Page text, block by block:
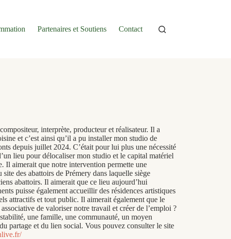
Partenaires et Soutiens Contact
interprète, producteur et réalisateur. Il a
et c’est ainsi qu’il a pu installer mon studio de
depuis juillet 2024. C’était pour lui plus une nécessité
lieu pour délocaliser mon studio et le capital matériel
Il aimerait que notre intervention permette une
des abattoirs de Prémery dans laquelle siège
abattoirs. Il aimerait que ce lieu aujourd’hui
puisse également accueillir des résidences artistiques
attractifs et tout public. Il aimerait également que le
de valoriser notre travail et créer de l’emploi ?
une famille, une communauté, un moyen
partage et du lien social. Vous pouvez consulter le site